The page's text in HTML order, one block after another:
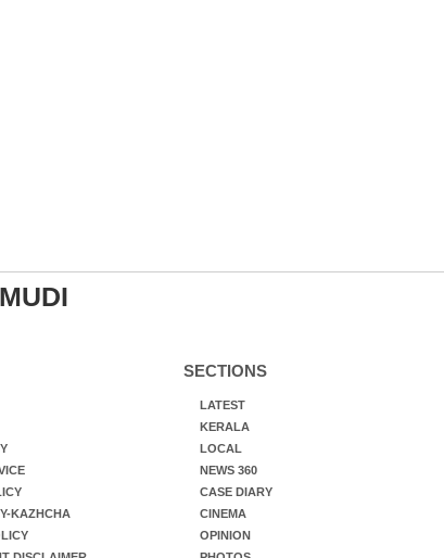
KAZHCHA
SECTIONS
LATEST
KERALA
LOCAL
NEWS 360
CASE DIARY
CINEMA
OPINION